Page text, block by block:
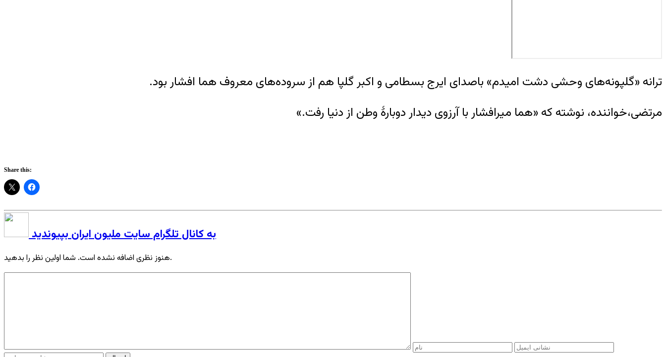
ترانه «گلپونه‌های وحشی دشت امیدم» باصدای ایرج بسطامی و اکبر گلپا هم از سروده‌های معروف هما افشار بود.
مرتضی،‌خواننده، نوشته که «هما میرافشار با آرزوی دیدار دوبارهٔ وطن از دنیا رفت.»
Share this:
به کانال تلگرام سایت ملیون ایران بپیوندید
هنوز نظری اضافه نشده است. شما اولین نظر را بدهید.